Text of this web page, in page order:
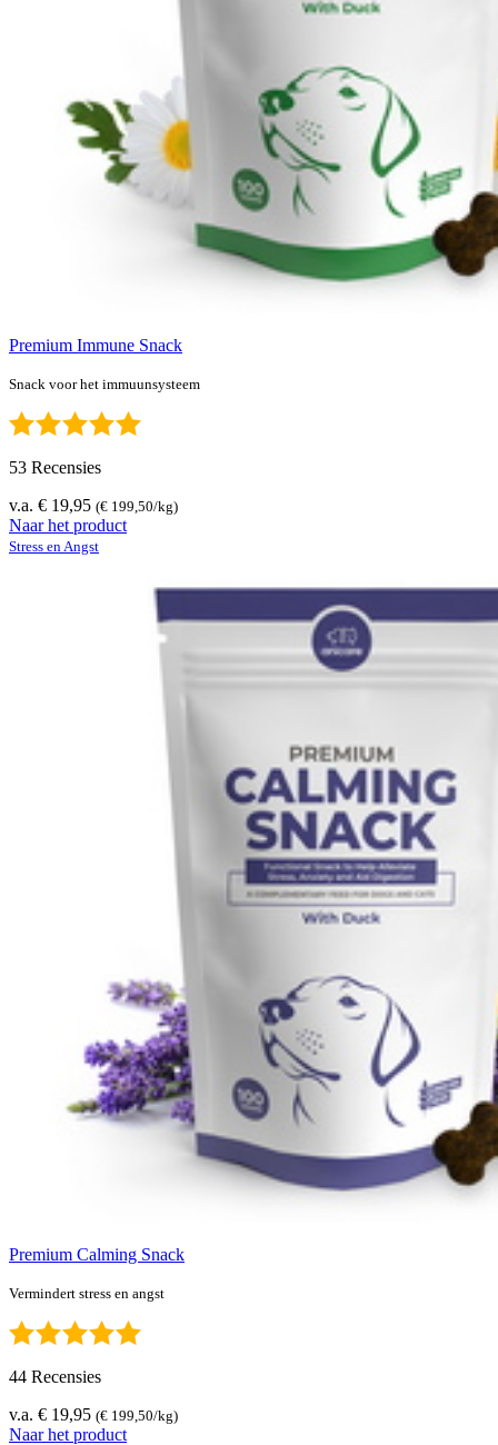
Premium Immune Snack
Snack voor het immuunsysteem
53 Recensies
v.a. € 19,95 (€ 199,50/kg)
Naar het product
Stress en Angst
Premium Calming Snack
Vermindert stress en angst
44 Recensies
v.a. € 19,95 (€ 199,50/kg)
Naar het product